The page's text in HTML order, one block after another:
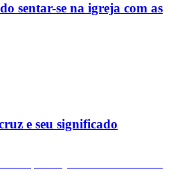
sentar-se na igreja com as
e seu significado